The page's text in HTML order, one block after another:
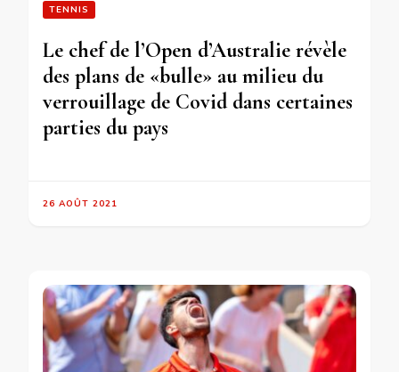
TENNIS
Le chef de l’Open d’Australie révèle
des plans de «bulle» au milieu du
verrouillage de Covid dans certaines
parties du pays
26 AOÛT 2021